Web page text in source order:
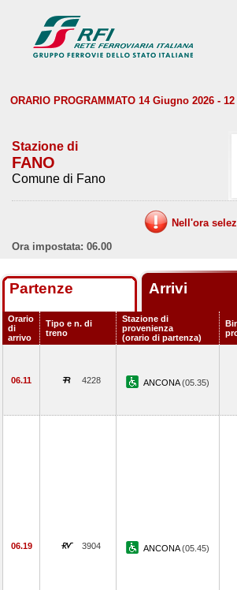
ORARIO PROGRAMMATO 14 Giugno 2026 -
Stazione di
FANO
Comune di Fano
Nell'ora
Ora impostata: 06.00
Partenze Arrivi
Orario
di
arrivo
Tipo e n. di
treno
Stazione di
provenienza
(orario di partenza)
06.11 4228 ANCONA(05.35)
06.19 3904 ANCONA(05.45)